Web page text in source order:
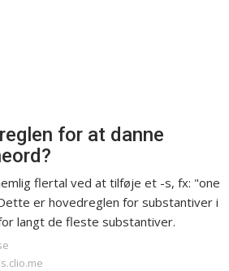
for at danne
flertal ved at tilføje et -s, fx: "one
er hovedreglen for substantiver i
langt de fleste substantiver.